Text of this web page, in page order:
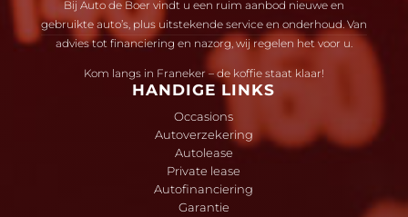
Bij Auto de Boer vindt u een ruim aanbod nieuwe en
gebruikte auto’s, plus uitstekende service en onderhoud. Van
advies tot financiering en nazorg, wij regelen het voor u.
Kom langs in Franeker – de koffie staat klaar!
HANDIGE LINKS
Occasions
Autoverzekering
Autolease
Private lease
Autofinanciering
Garantie